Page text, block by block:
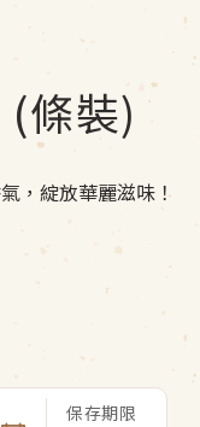
條裝)
，綻放華麗滋味！
保存期限